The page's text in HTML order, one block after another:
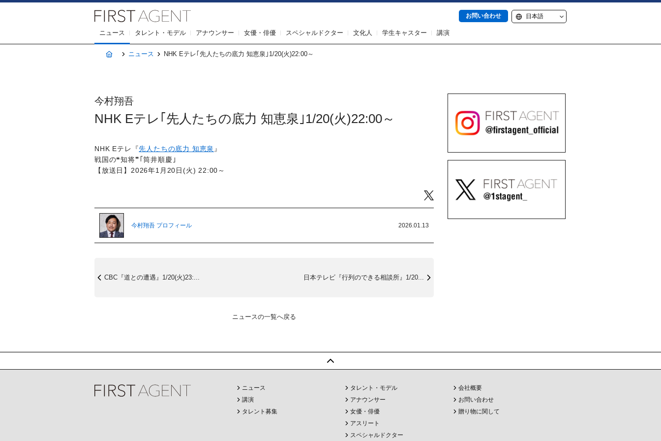
お問い合わせ
ニュース タレント・モデル アナウンサー 女優・俳優 スペシャルドクター 文化人 学生キャスター 講演
ホームニュース NHK Eテレ｢先⼈たちの底⼒ 知恵泉｣1/20(火)22:00～
今村翔吾
NHK Eテレ｢先⼈たちの底⼒ 知恵泉｣1/20(火)22:00～
NHK Eテレ『先⼈たちの底⼒ 知恵泉 』
戦国の❝知将❞｢筒井順慶｣
【放送日】2026年1月20日(火) 22:00～
今村翔吾 プロフィール 2026.01.13
CBC『道との遭遇』1/20(火)23:... 日本テレビ『行列のできる相談所』1/20...
ニュースの一覧へ戻る
ニュース
講演
タレント募集
タレント・モデル
アナウンサー
女優・俳優
アスリート
スペシャルドクター
会社概要
お問い合わせ
贈り物に関して